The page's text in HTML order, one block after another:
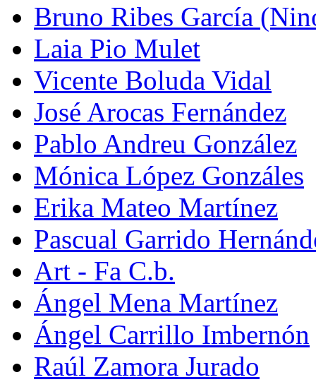
Bruno Ribes García
Laia Pio Mulet
Vicente Boluda Vidal
José Arocas Fernández
Pablo Andreu González
Mónica López Gonzáles
Erika Mateo Martínez
Pascual Garrido
Art - Fa C.b.
Ángel Mena Martínez
Ángel Carrillo Imbernón
Raúl Zamora Jurado